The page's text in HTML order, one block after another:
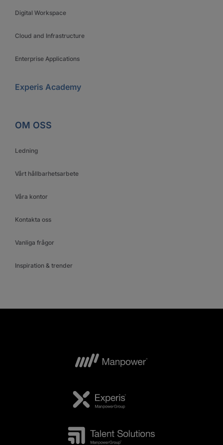
Digital Workspace
Cloud and Infrastructure
Enterprise Applications
Experis Academy
OM OSS
Ledning
Vårt hållbarhetsarbete
Våra kontor
Kontakta oss
Vanliga frågor
Inspiration & trender